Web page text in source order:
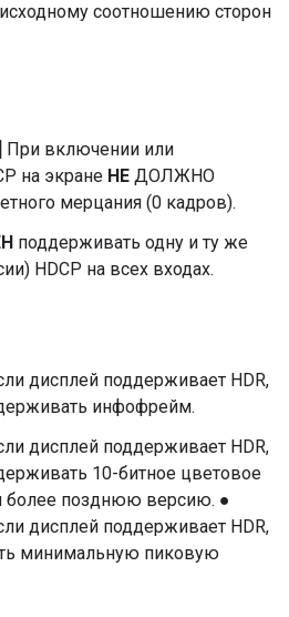
соотношению сторон
При включении или
на экране НЕ ДОЛЖНО
мерцания (0 кадров).
поддерживать одну и ту же
HDCP на всех входах.
дисплей поддерживает HDR,
инфофрейм.
дисплей поддерживает HDR,
10-битное цветовое
более позднюю версию. ●
дисплей поддерживает HDR,
минимальную пиковую